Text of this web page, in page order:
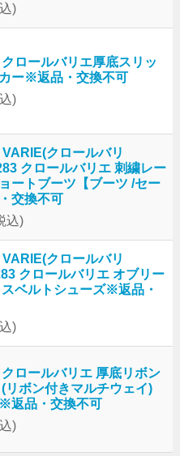
)
ロールバリエ厚底スリッ
ー※返品・交換不可
)
クロールバリ
クロールバリエ 刺繍レー
ートブーツ【ブーツ /セー
交換不可
込)
クロールバリ
クロールバリエ オブリー
ベルトシューズ※返品・
)
ロールバリエ 厚底リボン
リボン付きマルチウェイ)
※返品・交換不可
)